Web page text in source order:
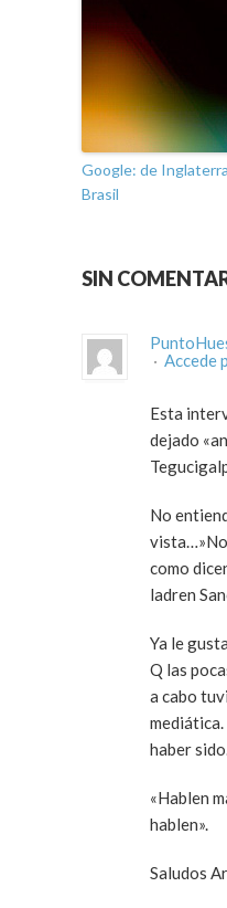
Google: de Inglaterra a
Brasil
SIN
· Accede
Esta
dejado
No
como
ladren
Ya le
Q las
a cabo
haber
«Hablen
hablen».
Saludos